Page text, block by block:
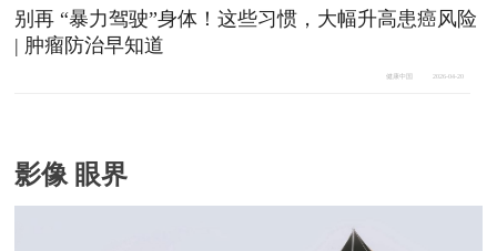
别再 “暴力驾驶”身体！这些习惯，大幅升高患癌风险
| 肿瘤防治早知道
健康中国 2026-04-20
影像 眼界